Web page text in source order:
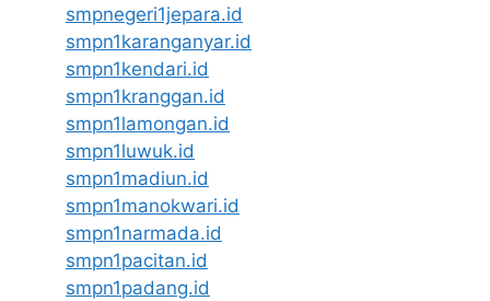
smpnegeri1jepara.id
smpn1karanganyar.id
smpn1kendari.id
smpn1kranggan.id
smpn1lamongan.id
smpn1luwuk.id
smpn1madiun.id
smpn1manokwari.id
smpn1narmada.id
smpn1pacitan.id
smpn1padang.id